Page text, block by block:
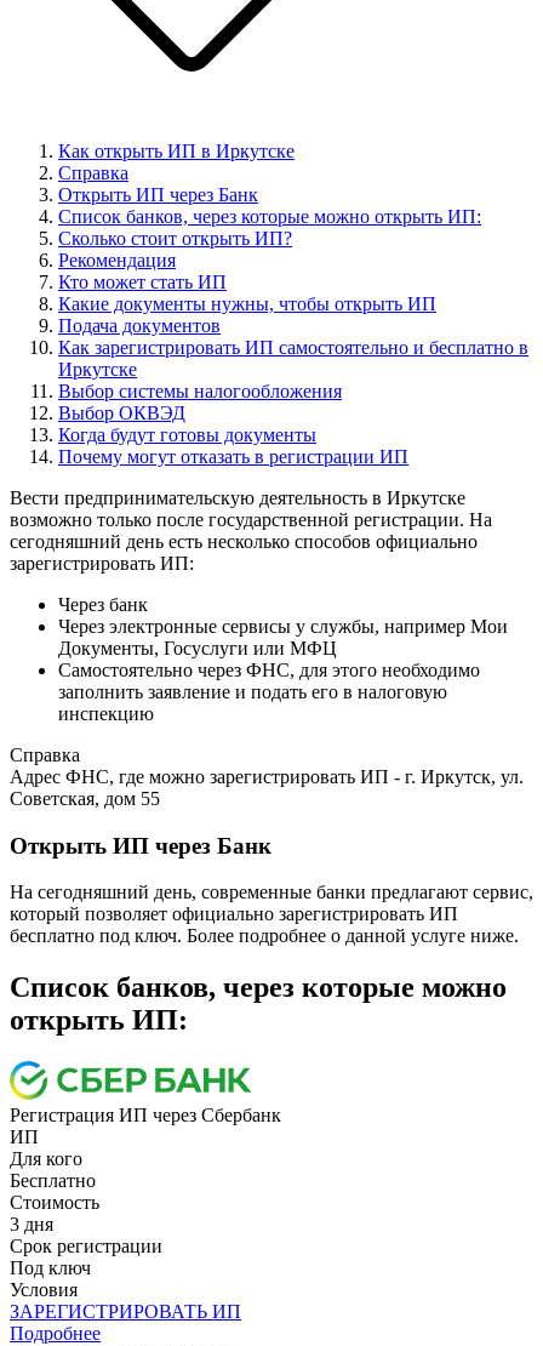
Как открыть ИП в Иркутске
Справка
Открыть ИП через Банк
Cписок банков, через которые можно открыть ИП:
Сколько стоит открыть ИП?
Рекомендация
Кто может стать ИП
Какие документы нужны, чтобы открыть ИП
Подача документов
Как зарегистрировать ИП самостоятельно и бесплатно в
Иркутске
Выбор системы налогообложения
Выбор ОКВЭД
Когда будут готовы документы
Почему могут отказать в регистрации ИП
Вести предпринимательскую деятельность в Иркутске
возможно только после государственной регистрации. На
сегодняшний день есть несколько способов официально
зарегистрировать ИП:
Через банк
Через электронные сервисы у службы, например Мои
Документы, Госуслуги или МФЦ
Самостоятельно через ФНС, для этого необходимо
заполнить заявление и подать его в налоговую
инспекцию
Справка
Адрес ФНС, где можно зарегистрировать ИП - г. Иркутск, ул.
Советская, дом 55
Открыть ИП через Банк
На сегодняшний день, современные банки предлагают сервис,
который позволяет официально зарегистрировать ИП
бесплатно под ключ. Более подробнее о данной услуге ниже.
Cписок банков, через которые можно
открыть ИП:
Регистрация ИП через Сбербанк
ИП
Для кого
Бесплатно
Стоимость
3 дня
Срок регистрации
Под ключ
Условия
ЗАРЕГИСТРИРОВАТЬ ИП
Подробнее